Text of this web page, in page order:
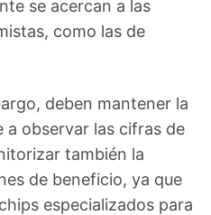
se acercan a las
como las de
deben mantener la
a observar las cifras de
también la
de beneficio, ya que
especializados para